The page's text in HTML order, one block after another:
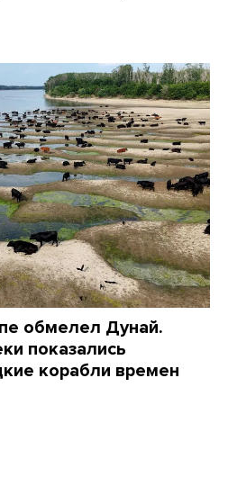
обмелел Дунай.
показались
корабли времен